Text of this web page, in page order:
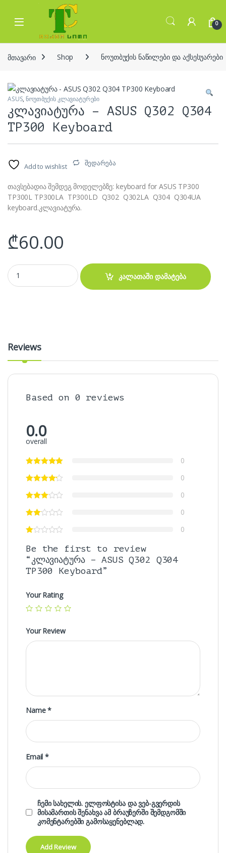
Skip to navigation
Skip to content
Open 0
მთავარი Shop ნოუთბუქის ნაწილები და აქსესუარები
ASUS,ნოუთბუქის კლავიატურები
კლავიატურა – ASUS Q302 Q304
TP300 Keyboard
Add to wishlist შედარება
თავსებადია შემდეგ მოდელებზე: keyboard for ASUS TP300
TP300L TP300LA TP300LD Q302 Q302LA Q304 Q304UA
keyboard.კლავიატურა.
₾60.00
კლავიატურა - ASUS Q302 Q304 TP300 Keyboard quantity
კალათაში დამატება
Reviews
Based on 0 reviews
0.0
overall
0
0
0
0
0
Be the first to review
“კლავიატურა – ASUS Q302 Q304
TP300 Keyboard”
Your Rating
Your Review
Name*
Email*
ჩემი სახელის. ელფოსტისა და ვებ-გვერდის
მისამართის შენახვა ამ ბრაუზერში შემდგომში
კომენტარებში გამოსაყენებლად.